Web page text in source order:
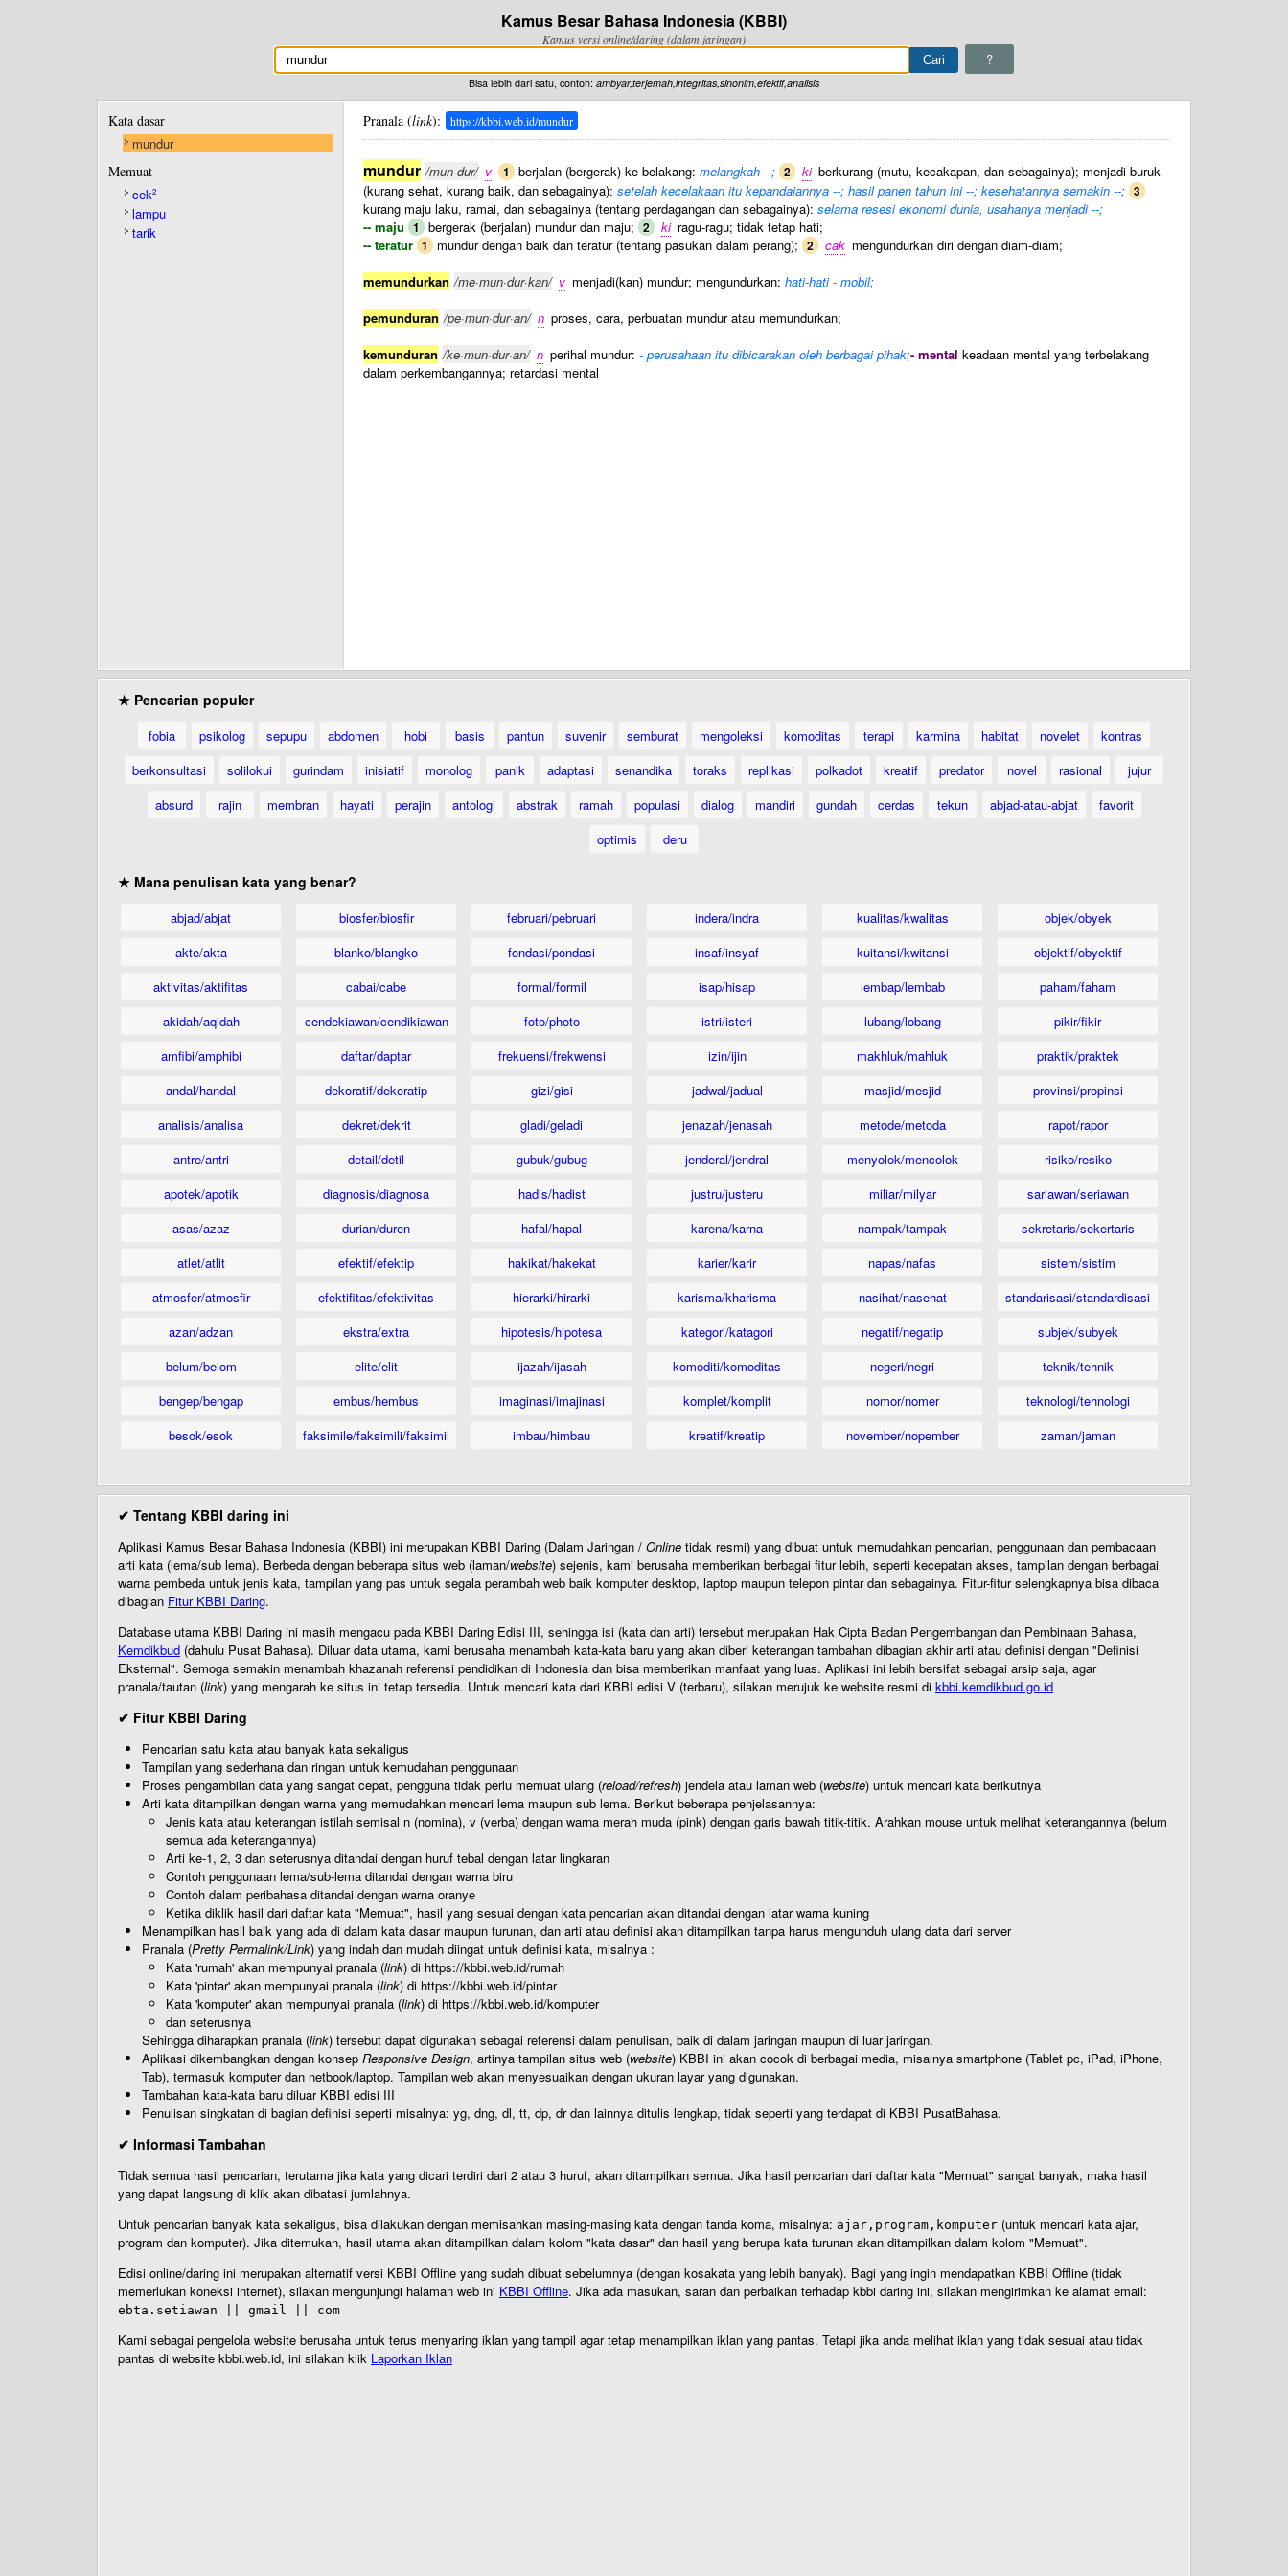
Kamus Besar Bahasa Indonesia (KBBI)
Kamus versi online/daring (dalam jaringan)
?
Bisa lebih dari satu, contoh: ambyar,terjemah,integritas,sinonim,efektif,analisis
Kata dasar
mundur
Memuat
cek2
lampu
tarik
Pranala (link): https://kbbi.web.id/mundur
mundur /mun·dur/ v 1 berjalan (bergerak) ke belakang: melangkah --; 2 ki berkurang (mutu, kecakapan, dan sebagainya); menjadi buruk
(kurang sehat, kurang baik, dan sebagainya): setelah kecelakaan itu kepandaiannya --; hasil panen tahun ini --; kesehatannya semakin --; 3
kurang maju laku, ramai, dan sebagainya (tentang perdagangan dan sebagainya): selama resesi ekonomi dunia, usahanya menjadi --;
-- maju 1 bergerak (berjalan) mundur dan maju; 2 ki ragu-ragu; tidak tetap hati;
-- teratur 1 mundur dengan baik dan teratur (tentang pasukan dalam perang); 2 cak mengundurkan diri dengan diam-diam;
memundurkan /me·mun·dur·kan/ v menjadi(kan) mundur; mengundurkan: hati-hati - mobil;
pemunduran /pe·mun·dur·an/ n proses, cara, perbuatan mundur atau memundurkan;
kemunduran /ke·mun·dur·an/ n perihal mundur: - perusahaan itu dibicarakan oleh berbagai pihak;- mental keadaan mental yang terbelakang
dalam perkembangannya; retardasi mental
★ Pencarian populer
fobia psikolog sepupu abdomen hobi basis pantun suvenir semburat mengoleksi komoditas terapi karmina habitat novelet
kontras
berkonsultasi
solilokui gurindam inisiatif monolog panik adaptasi senandika toraks replikasi polkadot kreatif predator novel rasional
jujur
absurd
rajin membran hayati perajin antologi abstrak ramah populasi dialog mandiri gundah cerdas tekun abjad-atau-abjat
favorit
optimis
deru
★ Mana penulisan kata yang benar?
abjad/abjat
akte/akta
aktivitas/aktifitas
akidah/aqidah
amfibi/amphibi
andal/handal
analisis/analisa
antre/antri
apotek/apotik
asas/azaz
atlet/atlit
atmosfer/atmosfir
azan/adzan
belum/belom
bengep/bengap
besok/esok
biosfer/biosfir
blanko/blangko
cabai/cabe
cendekiawan/cendikiawan
daftar/daptar
dekoratif/dekoratip
dekret/dekrit
detail/detil
diagnosis/diagnosa
durian/duren
efektif/efektip
efektifitas/efektivitas
ekstra/extra
elite/elit
embus/hembus
faksimile/faksimili/faksimil
februari/pebruari
fondasi/pondasi
formal/formil
foto/photo
frekuensi/frekwensi
gizi/gisi
gladi/geladi
gubuk/gubug
hadis/hadist
hafal/hapal
hakikat/hakekat
hierarki/hirarki
hipotesis/hipotesa
ijazah/ijasah
imaginasi/imajinasi
imbau/himbau
indera/indra
insaf/insyaf
isap/hisap
istri/isteri
izin/ijin
jadwal/jadual
jenazah/jenasah
jenderal/jendral
justru/justeru
karena/karna
karier/karir
karisma/kharisma
kategori/katagori
komoditi/komoditas
komplet/komplit
kreatif/kreatip
kualitas/kwalitas
kuitansi/kwitansi
lembap/lembab
lubang/lobang
makhluk/mahluk
masjid/mesjid
metode/metoda
menyolok/mencolok
miliar/milyar
nampak/tampak
napas/nafas
nasihat/nasehat
negatif/negatip
negeri/negri
nomor/nomer
november/nopember
objek/obyek
objektif/obyektif
paham/faham
pikir/fikir
praktik/praktek
provinsi/propinsi
rapot/rapor
risiko/resiko
sariawan/seriawan
sekretaris/sekertaris
sistem/sistim
standarisasi/standardisasi
subjek/subyek
teknik/tehnik
teknologi/tehnologi
zaman/jaman
✔ Tentang KBBI daring ini
Aplikasi Kamus Besar Bahasa Indonesia (KBBI) ini merupakan KBBI Daring (Dalam Jaringan / Online tidak resmi) yang dibuat untuk memudahkan pencarian, penggunaan dan pembacaan
arti kata (lema/sub lema). Berbeda dengan beberapa situs web (laman/website) sejenis, kami berusaha memberikan berbagai fitur lebih, seperti kecepatan akses, tampilan dengan berbagai
warna pembeda untuk jenis kata, tampilan yang pas untuk segala perambah web baik komputer desktop, laptop maupun telepon pintar dan sebagainya. Fitur-fitur selengkapnya bisa dibaca
dibagian Fitur KBBI Daring.
Database utama KBBI Daring ini masih mengacu pada KBBI Daring Edisi III, sehingga isi (kata dan arti) tersebut merupakan Hak Cipta Badan Pengembangan dan Pembinaan Bahasa,
Kemdikbud (dahulu Pusat Bahasa). Diluar data utama, kami berusaha menambah kata-kata baru yang akan diberi keterangan tambahan dibagian akhir arti atau definisi dengan "Definisi
Eksternal". Semoga semakin menambah khazanah referensi pendidikan di Indonesia dan bisa memberikan manfaat yang luas. Aplikasi ini lebih bersifat sebagai arsip saja, agar
pranala/tautan (link) yang mengarah ke situs ini tetap tersedia. Untuk mencari kata dari KBBI edisi V (terbaru), silakan merujuk ke website resmi di kbbi.kemdikbud.go.id
✔ Fitur KBBI Daring
Pencarian satu kata atau banyak kata sekaligus
Tampilan yang sederhana dan ringan untuk kemudahan penggunaan
Proses pengambilan data yang sangat cepat, pengguna tidak perlu memuat ulang (reload/refresh) jendela atau laman web (website) untuk mencari kata berikutnya
Arti kata ditampilkan dengan warna yang memudahkan mencari lema maupun sub lema. Berikut beberapa penjelasannya:
Jenis kata atau keterangan istilah semisal n (nomina), v (verba) dengan warna merah muda (pink) dengan garis bawah titik-titik. Arahkan mouse untuk melihat keterangannya (belum
semua ada keterangannya)
Arti ke-1, 2, 3 dan seterusnya ditandai dengan huruf tebal dengan latar lingkaran
Contoh penggunaan lema/sub-lema ditandai dengan warna biru
Contoh dalam peribahasa ditandai dengan warna oranye
Ketika diklik hasil dari daftar kata "Memuat", hasil yang sesuai dengan kata pencarian akan ditandai dengan latar warna kuning
Menampilkan hasil baik yang ada di dalam kata dasar maupun turunan, dan arti atau definisi akan ditampilkan tanpa harus mengunduh ulang data dari server
Pranala (Pretty Permalink/Link) yang indah dan mudah diingat untuk definisi kata, misalnya :
Kata 'rumah' akan mempunyai pranala (link) di https://kbbi.web.id/rumah
Kata 'pintar' akan mempunyai pranala (link) di https://kbbi.web.id/pintar
Kata 'komputer' akan mempunyai pranala (link) di https://kbbi.web.id/komputer
dan seterusnya
Sehingga diharapkan pranala (link) tersebut dapat digunakan sebagai referensi dalam penulisan, baik di dalam jaringan maupun di luar jaringan.
Aplikasi dikembangkan dengan konsep Responsive Design, artinya tampilan situs web (website) KBBI ini akan cocok di berbagai media, misalnya smartphone (Tablet pc, iPad, iPhone,
Tab), termasuk komputer dan netbook/laptop. Tampilan web akan menyesuaikan dengan ukuran layar yang digunakan.
Tambahan kata-kata baru diluar KBBI edisi III
Penulisan singkatan di bagian definisi seperti misalnya: yg, dng, dl, tt, dp, dr dan lainnya ditulis lengkap, tidak seperti yang terdapat di KBBI PusatBahasa.
✔ Informasi Tambahan
Tidak semua hasil pencarian, terutama jika kata yang dicari terdiri dari 2 atau 3 huruf, akan ditampilkan semua. Jika hasil pencarian dari daftar kata "Memuat" sangat banyak, maka hasil
yang dapat langsung di klik akan dibatasi jumlahnya.
Untuk pencarian banyak kata sekaligus, bisa dilakukan dengan memisahkan masing-masing kata dengan tanda koma, misalnya: ajar,program,komputer (untuk mencari kata ajar,
program dan komputer). Jika ditemukan, hasil utama akan ditampilkan dalam kolom "kata dasar" dan hasil yang berupa kata turunan akan ditampilkan dalam kolom "Memuat".
Edisi online/daring ini merupakan alternatif versi KBBI Offline yang sudah dibuat sebelumnya (dengan kosakata yang lebih banyak). Bagi yang ingin mendapatkan KBBI Offline (tidak
memerlukan koneksi internet), silakan mengunjungi halaman web ini KBBI Offline. Jika ada masukan, saran dan perbaikan terhadap kbbi daring ini, silakan mengirimkan ke alamat email:
ebta.setiawan || gmail || com
Kami sebagai pengelola website berusaha untuk terus menyaring iklan yang tampil agar tetap menampilkan iklan yang pantas. Tetapi jika anda melihat iklan yang tidak sesuai atau tidak
pantas di website kbbi.web.id, ini silakan klik Laporkan Iklan